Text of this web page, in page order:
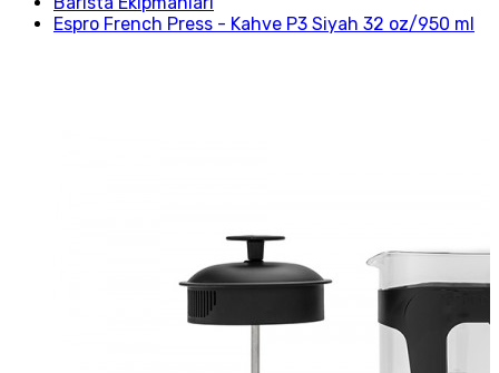
Espro French Press - Kahve P3 Siyah 32 oz/950 ml